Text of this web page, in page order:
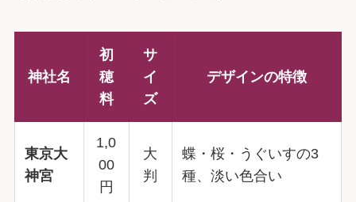
神社名
初
穂
料
サ
イ
ズ
デザインの特徴
東京大
神宮
1,0
00
円
大
判
蝶・桜・うぐいすの3
種、淡い色合い